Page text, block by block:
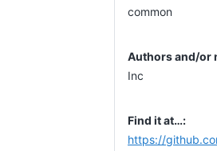
common
Inc
https://